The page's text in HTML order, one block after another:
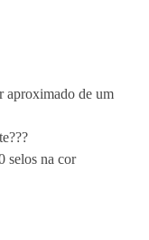
aproximado de um
selos na cor